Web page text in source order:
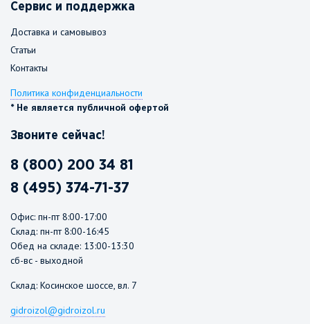
Сервис и поддержка
Доставка и самовывоз
Статьи
Контакты
Политика конфиденциальности
* Не является публичной офертой
Звоните сейчас!
8 (800) 200 34 81
8 (495) 374-71-37
Офис: пн-пт 8:00-17:00
Склад: пн-пт 8:00-16:45
Обед на складе: 13:00-13:30
сб-вс - выходной
Склад: Косинское шоссе, вл. 7
gidroizol@gidroizol.ru